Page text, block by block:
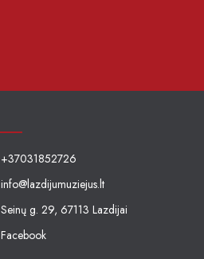
+37031852726
info@lazdijumuziejus.lt
Seinų g. 29, 67113 Lazdijai
Facebook